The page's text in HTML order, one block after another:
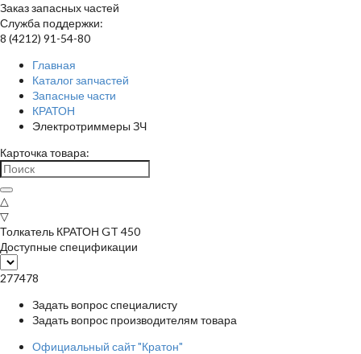
Заказ запасных частей
Служба поддержки:
8 (4212) 91-54-80
Главная
Каталог запчастей
Запасные части
КРАТОН
Электротриммеры ЗЧ
Карточка товара:
△
▽
Толкатель КРАТОН GT 450
Доступные спецификации
277478
Задать вопрос специалисту
Задать вопрос производителям товара
Официальный сайт "Кратон"